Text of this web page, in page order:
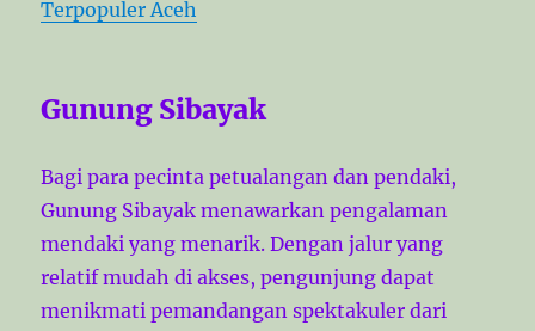
Terpopuler Aceh
Gunung Sibayak
Bagi para pecinta petualangan dan pendaki,
Gunung Sibayak menawarkan pengalaman
mendaki yang menarik. Dengan jalur yang
relatif mudah di akses, pengunjung dapat
menikmati pemandangan spektakuler dari